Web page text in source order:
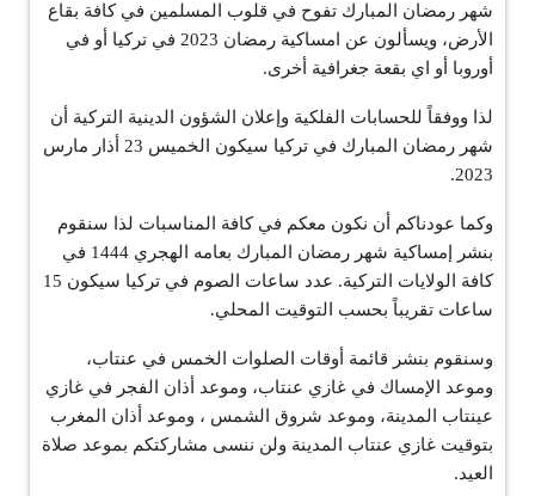
شهر رمضان المبارك تفوح في قلوب المسلمين في كافة بقاع
الأرض، ويسألون عن امساكية رمضان 2023 في تركيا أو في
أوروبا أو اي بقعة جغرافية أخرى.
لذا ووفقاً للحسابات الفلكية وإعلان الشؤون الدينية التركية أن
شهر رمضان المبارك في تركيا سيكون الخميس 23 أذار مارس
2023.
وكما عودناكم أن نكون معكم في كافة المناسبات لذا سنقوم
بنشر إمساكية شهر رمضان المبارك بعامه الهجري 1444 في
كافة الولايات التركية. عدد ساعات الصوم في تركيا سيكون 15
ساعات تقريباً بحسب التوقيت المحلي.
وسنقوم بنشر قائمة أوقات الصلوات الخمس في عنتاب،
وموعد الإمساك في غازي عنتاب، وموعد أذان الفجر في غازي
عينتاب المدينة، وموعد شروق الشمس ، وموعد أذان المغرب
بتوقيت غازي عنتاب المدينة ولن ننسى مشاركتكم بموعد صلاة
العيد.